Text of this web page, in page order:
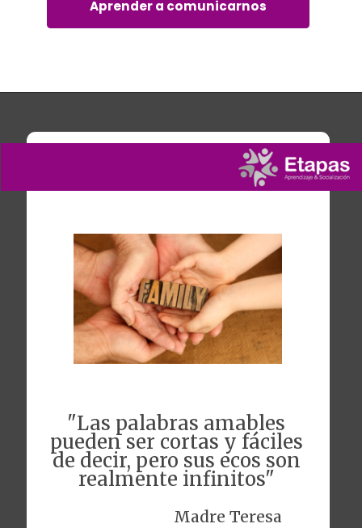
Aprender a comunicarnos
"Las palabras amables
pueden ser cortas y fáciles
de decir, pero sus ecos son
realmente infinitos"
Madre Teresa